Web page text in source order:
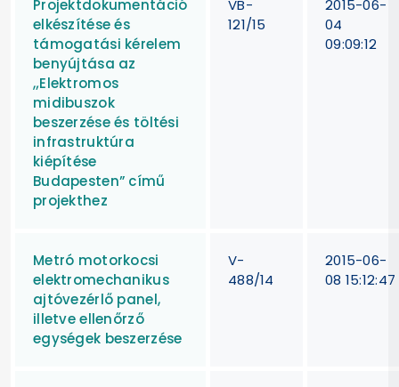
Projektdokumentáció
elkészítése és
támogatási kérelem
benyújtása az
„Elektromos
midibuszok
beszerzése és töltési
infrastruktúra
kiépítése
Budapesten” című
projekthez
VB-
121/15
2015-06-
04
09:09:12
Metró motorkocsi
elektromechanikus
ajtóvezérlő panel,
illetve ellenőrző
egységek beszerzése
V-
488/14
2015-06-
08 15:12:47